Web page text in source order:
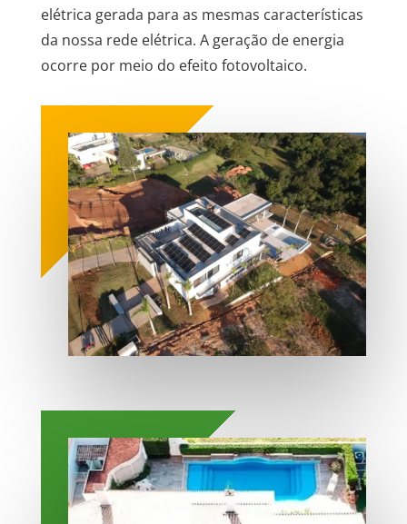
elétrica gerada para as mesmas características
da nossa rede elétrica. A geração de energia
ocorre por meio do efeito fotovoltaico.